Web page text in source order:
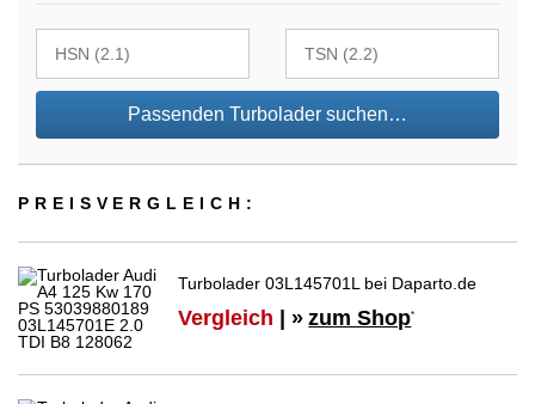
Passenden Turbolader suchen…
PREIS­VER­GLEICH:
Turbolader 03L145701L bei Daparto.de
Vergleich | » zum Shop*